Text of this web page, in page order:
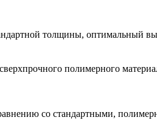
толщины, оптимальный
полимерного
со стандартными,